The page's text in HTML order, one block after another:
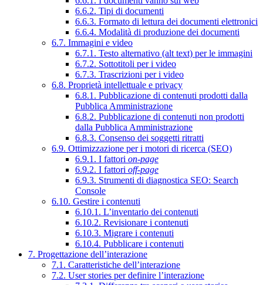
6.6.2. Tipi di documenti
6.6.3. Formato di lettura dei documenti elettronici
6.6.4. Modalità di produzione dei documenti
6.7. Immagini e video
6.7.1. Testo alternativo (alt text) per le immagini
6.7.2. Sottotitoli per i video
6.7.3. Trascrizioni per i video
6.8. Proprietà intellettuale e privacy
6.8.1. Pubblicazione di contenuti prodotti dalla
Pubblica Amministrazione
6.8.2. Pubblicazione di contenuti non prodotti
dalla Pubblica Amministrazione
6.8.3. Consenso dei soggetti ritratti
6.9. Ottimizzazione per i motori di ricerca (SEO)
6.9.1. I fattori on-page
6.9.2. I fattori off-page
6.9.3. Strumenti di diagnostica SEO: Search
Console
6.10. Gestire i contenuti
6.10.1. L’inventario dei contenuti
6.10.2. Revisionare i contenuti
6.10.3. Migrare i contenuti
6.10.4. Pubblicare i contenuti
7. Progettazione dell’interazione
7.1. Caratteristiche dell’interazione
7.2. User stories per definire l’interazione